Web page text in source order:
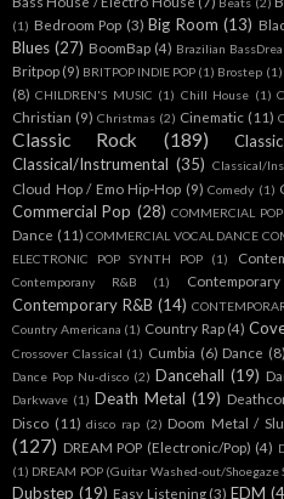
(1) Bedroom Pop (3) Big Room (13)
Blues (27) BoomBap (4) Brazilian
Britpop (9) BRITPOP INDIE POP (1) Brostep (1)
(8) CHILDREN'S MUSIC (1) Chill House (1)
Christian (9) Christmas (2) Cinematic (11)
Classic Rock (189)
Classical/Instrumental (35) Classical/
Cloud Hop / Emo Hip-Hop (9) Comedy (1)
Commercial Pop (28) COMMERCIAL
Dance (11) COMMERCIAL VOCAL DANCE
ELECTRONIC POP SYNTH POP
(1)
Contemporany R&B (1) Contemporary
Contemporary R&B (14)
Country Americana (1) Country Rap (4)
Crossover Classical (1) Cumbia (6) Dance (8)
Dance Pop Nu-disco (2) Dancehall (19)
Darkwave (1) Death Metal (19)
Disco (11) disco rap (2) Doom Metal /
(127) DREAM POP (Electronic/Pop) (4)
(1) DREAM POP (Guitar Washed-out/Shoegaze
Dubstep (19) Easy Listening (3) EDM